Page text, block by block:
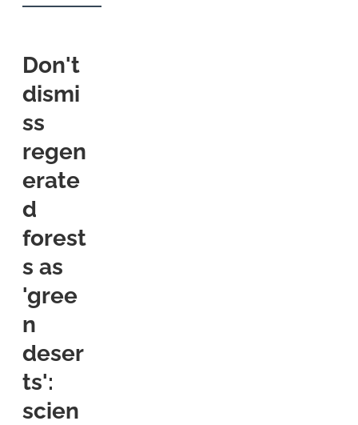
Don't
dismi
ss
regen
erate
d
forest
s as
'gree
n
deser
ts':
scien